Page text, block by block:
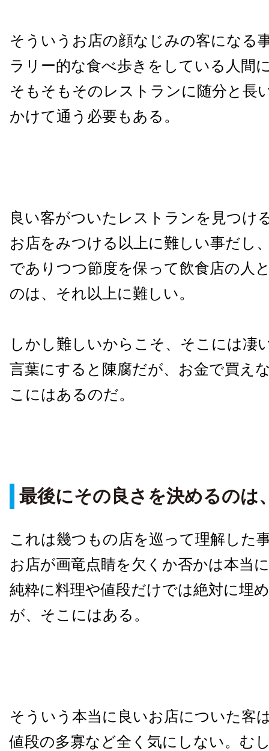
そういうお店の顔なじみの客になる
ラリー的な食べ歩きをしている人間
そもそもそのレストランに随分と長
かけて通う必要もある。
良い客がついたレストランを見つけ
お店をみつける以上に難しい事だし
でありつつ節度を保って飲食店の人
のは、それ以上に難しい。
しかし難しいからこそ、そこには凄
言葉にすると陳腐だが、お金で買え
こにはあるのだ。
最後にその良さを決めるのは
これは幾つもの店を巡って理解した
お店が画竜点睛を欠くか否かは本当
純粋に料理や値段だけでは絶対に埋
が、そこにはある。
そういう本当に良いお店についた客
値段の多寡など全く気にしない。む